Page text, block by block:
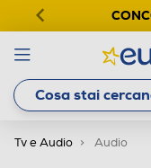
Tv e Audio Audio